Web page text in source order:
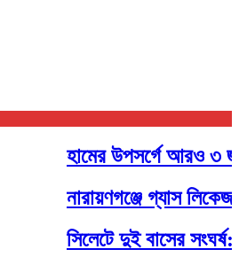
হামের উপসর্গে আরও ৩
নারায়ণগঞ্জে গ্যাস
সিলেটে দুই বাসের সংঘর্ষ: